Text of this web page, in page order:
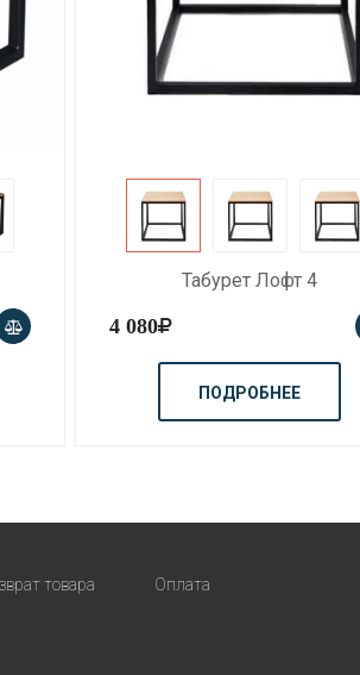
Табурет Лофт 5
5 570
ПОДРОБНЕЕ
товара Оплата